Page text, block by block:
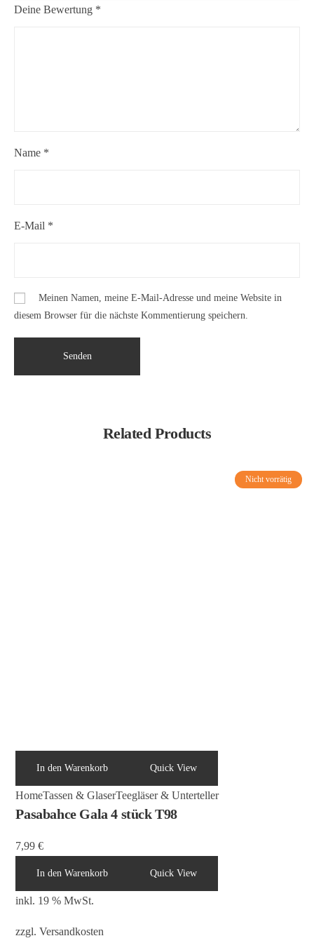
Deine Bewertung *
Name *
E-Mail *
Meinen Namen, meine E-Mail-Adresse und meine Website in
diesem Browser für die nächste Kommentierung speichern.
Related Products
In den Warenkorb Quick View
HomeTassen & GlaserTeegläser & Unterteller
Pasabahce Gala 4 stück T98
7,99€
In den Warenkorb Quick View
inkl. 19 % MwSt.
zzgl.Versandkosten
Nicht vorrätig